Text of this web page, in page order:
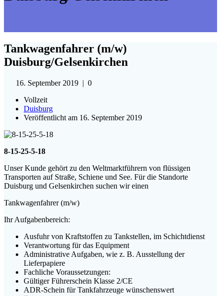
Tankwagenfahrer (m/w)
Duisburg/Gelsenkirchen
16. September 2019 | 0
Vollzeit
Duisburg
Veröffentlicht am 16. September 2019
8-15-25-5-18
Unser Kunde gehört zu den Weltmarktführern von flüssigen
Transporten auf Straße, Schiene und See. Für die Standorte
Duisburg und Gelsenkirchen suchen wir einen
Tankwagenfahrer (m/w)
Ihr Aufgabenbereich:
Ausfuhr von Kraftstoffen zu Tankstellen, im Schichtdienst
Verantwortung für das Equipment
Administrative Aufgaben, wie z. B. Ausstellung der
Lieferpapiere
Fachliche Voraussetzungen:
Gültiger Führerschein Klasse 2/CE
ADR-Schein für Tankfahrzeuge wünschenswert